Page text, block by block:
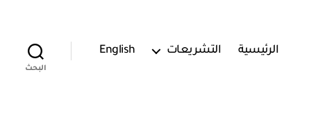
الرئيسية التشريعات English
البحث